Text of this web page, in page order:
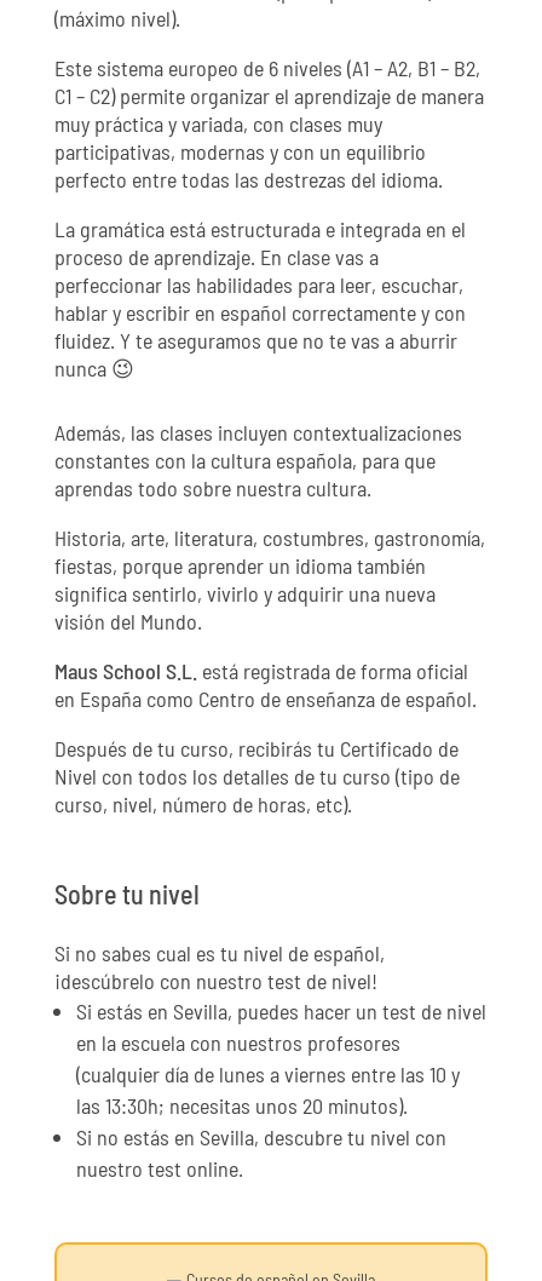
(máximo nivel).
Este sistema europeo de 6 niveles (A1 – A2, B1 – B2,
C1 – C2) permite organizar el aprendizaje de manera
muy práctica y variada, con clases muy
participativas, modernas y con un equilibrio
perfecto entre todas las destrezas del idioma.
La gramática está estructurada e integrada en el
proceso de aprendizaje. En clase vas a
perfeccionar las habilidades para leer, escuchar,
hablar y escribir en español correctamente y con
fluidez. Y te aseguramos que no te vas a aburrir
nunca 😉
Además, las clases incluyen contextualizaciones
constantes con la cultura española, para que
aprendas todo sobre nuestra cultura.
Historia, arte, literatura, costumbres, gastronomía,
fiestas, porque aprender un idioma también
significa sentirlo, vivirlo y adquirir una nueva
visión del Mundo.
Maus School S.L. está registrada de forma oficial
en España como Centro de enseñanza de español.
Después de tu curso, recibirás tu Certificado de
Nivel con todos los detalles de tu curso (tipo de
curso, nivel, número de horas, etc).
Sobre tu nivel
Si no sabes cual es tu nivel de español,
¡descúbrelo con nuestro test de nivel!
Si estás en Sevilla, puedes hacer un test de nivel
en la escuela con nuestros profesores
(cualquier día de lunes a viernes entre las 10 y
las 13:30h; necesitas unos 20 minutos).
Si no estás en Sevilla, descubre tu nivel con
nuestro test online.